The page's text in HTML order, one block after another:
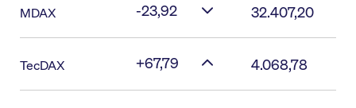
MDAX -23,92 32.407,20
TecDAX +67,79 4.068,78